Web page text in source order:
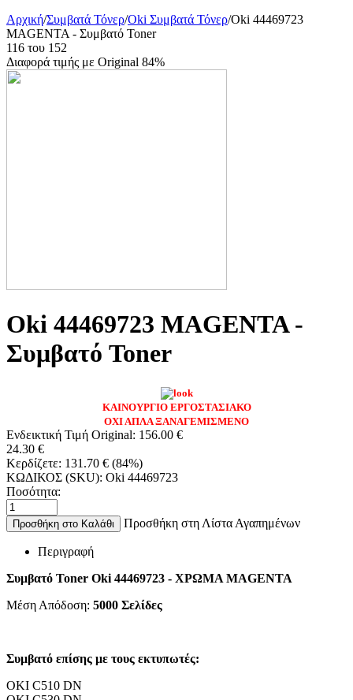
Αρχική/Συμβατά Τόνερ/Oki Συμβατά Τόνερ/Oki 44469723
MAGENTA - Συμβατό Toner
116 του 152
Διαφορά τιμής με Original 84%
Oki 44469723 MAGENTA -
Συμβατό Toner
ΚΑΙΝΟΥΡΓΙΟ ΕΡΓΟΣΤΑΣΙΑΚΟ
ΟΧΙ ΑΠΛΑ ΞΑΝΑΓΕΜΙΣΜΕΝΟ
Ενδεικτική Τιμή Original: 156.00 €
24.30 €
Κερδίζετε: 131.70 € (84%)
ΚΩΔΙΚΟΣ (SKU): Oki 44469723
Ποσότητα:
Προσθήκη στο Καλάθι Προσθήκη στη Λίστα Αγαπημένων
Περιγραφή
Συμβατό Toner Oki 44469723 - ΧΡΩΜΑ MAGENTA
Μέση Απόδοση: 5000 Σελίδες
Συμβατό επίσης με τους εκτυπωτές:
OKI C510 DN